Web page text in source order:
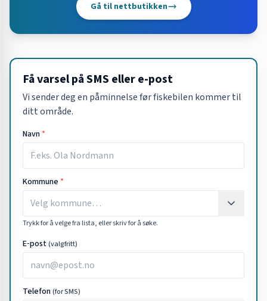
Gå til nettbutikken
Få varsel på SMS eller e-post
Vi sender deg en påminnelse før fiskebilen kommer til
ditt område.
Navn *
Kommune *
Trykk for å velge fra lista, eller skriv for å søke.
E‑post (valgfritt)
Telefon(for SMS)